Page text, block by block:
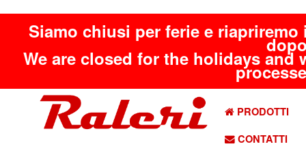
Siamo chiusi per ferie e
We are closed for the holidays
PRODOTTI
CONTATTI